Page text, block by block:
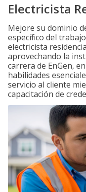
Electricista
Mejore su dominio
específico del
electricista
aprovechando la
carrera de EnGen,
habilidades
servicio al cliente
capacitación de